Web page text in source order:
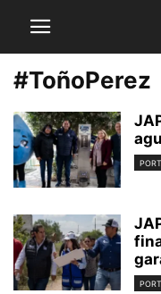
#ToñoPerez